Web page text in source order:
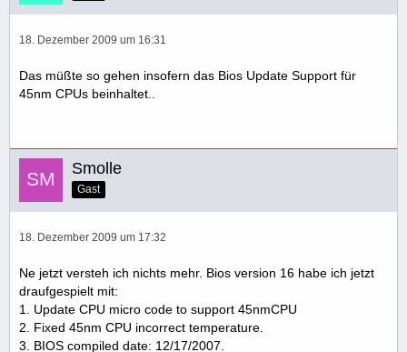
18. Dezember 2009 um 16:31
Das müßte so gehen insofern das Bios Update Support für
45nm CPUs beinhaltet..
Smolle
Gast
18. Dezember 2009 um 17:32
Ne jetzt versteh ich nichts mehr. Bios version 16 habe ich jetzt
draufgespielt mit:
1. Update CPU micro code to support 45nmCPU
2. Fixed 45nm CPU incorrect temperature.
3. BIOS compiled date: 12/17/2007.